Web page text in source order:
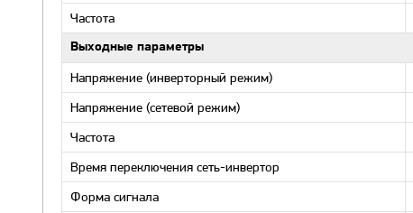
Частота
Выходные параметры
Напряжение (инверторный режим)
Напряжение (сетевой режим)
Частота
Время переключения сеть-инвертор
Форма сигнала